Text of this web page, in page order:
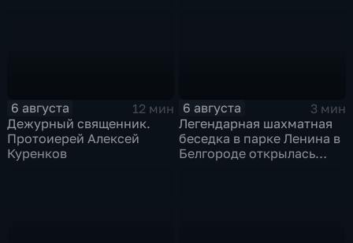
6 августа
12 мин
Дежурный священник.
Протоиерей Алексей
Куренков
6 августа
3 мин
Легендарная шахматная
беседка в парке Ленина в
Белгороде открылась